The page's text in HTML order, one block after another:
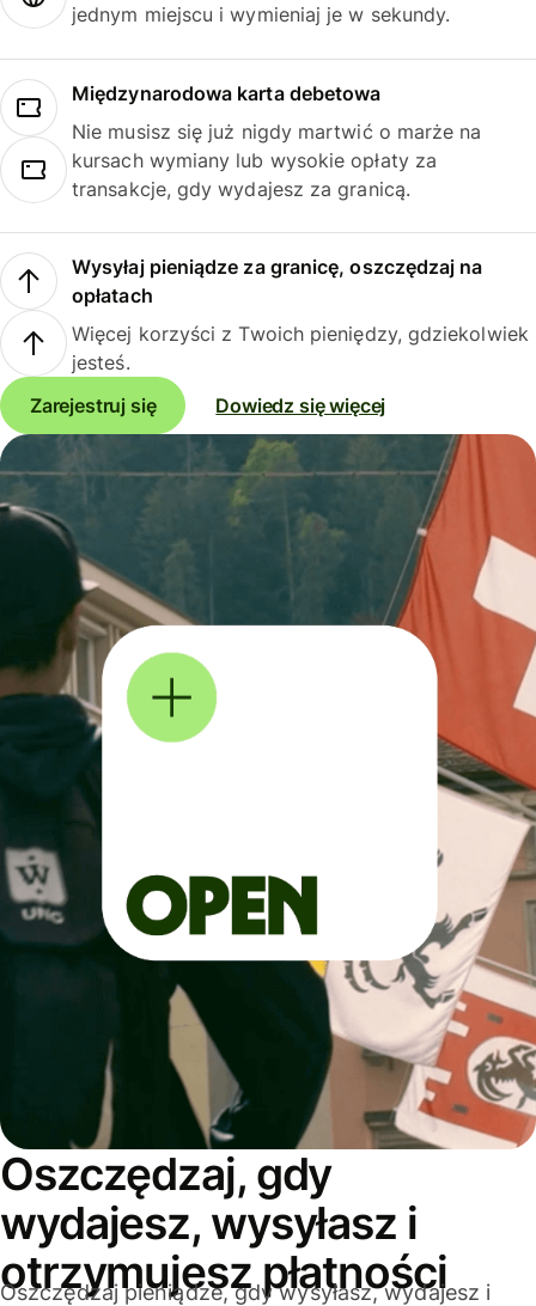
jednym miejscu i wymieniaj je w sekundy.
Międzynarodowa karta debetowa
Nie musisz się już nigdy martwić o marże na
kursach wymiany lub wysokie opłaty za
transakcje, gdy wydajesz za granicą.
Wysyłaj pieniądze za granicę, oszczędzaj na
opłatach
Więcej korzyści z Twoich pieniędzy, gdziekolwiek
jesteś.
Zarejestruj się
Dowiedz się więcej
Oszczędzaj, gdy
wydajesz, wysyłasz i
otrzymujesz płatności
Oszczędzaj pieniądze, gdy wysyłasz, wydajesz i